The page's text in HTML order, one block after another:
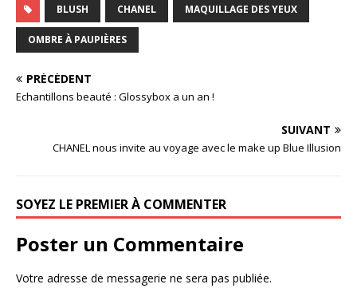
BLUSH CHANEL MAQUILLAGE DES YEUX
OMBRE À PAUPIÈRES
PRÉCÉDENT
Echantillons beauté : Glossybox a un an !
SUIVANT
CHANEL nous invite au voyage avec le make up Blue Illusion
SOYEZ LE PREMIER À COMMENTER
Poster un Commentaire
Votre adresse de messagerie ne sera pas publiée.